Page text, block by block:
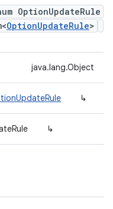
OptionUpdateRule
OptionUpdateRule>
java.lang.Object
↳
↳